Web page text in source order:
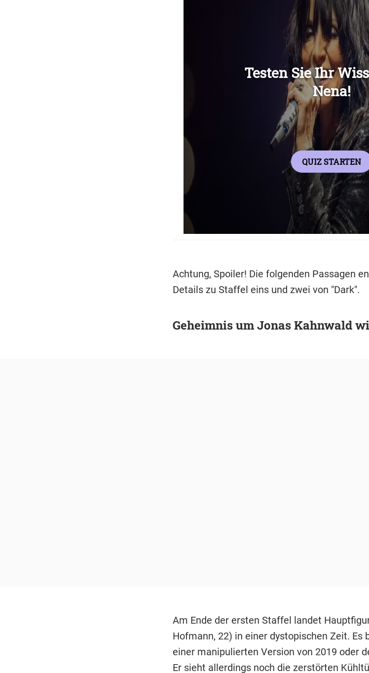
Achtung, Spoiler! Die folgenden Passagen
Details zu Staffel eins und zwei von "Dark".
Geheimnis um Jonas Kahnwald
Am Ende der ersten Staffel landet
Hofmann, 22) in einer dystopischen Zeit. Es
einer manipulierten Version von 2019 oder
Er sieht allerdings noch die zerstörten